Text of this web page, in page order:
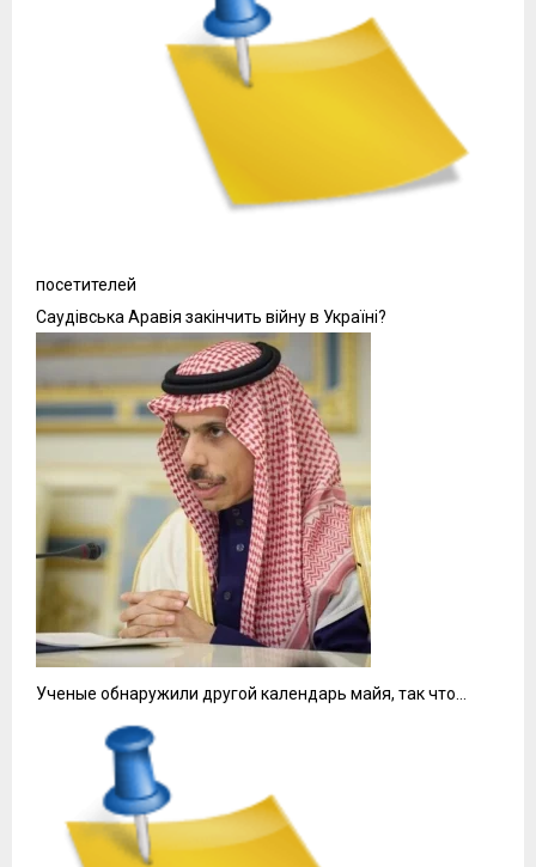
посетителей
Саудівська Аравія закінчить війну в Україні?
Ученые обнаружили другой календарь майя, так что…